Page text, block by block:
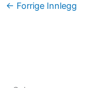
← Forrige Innlegg